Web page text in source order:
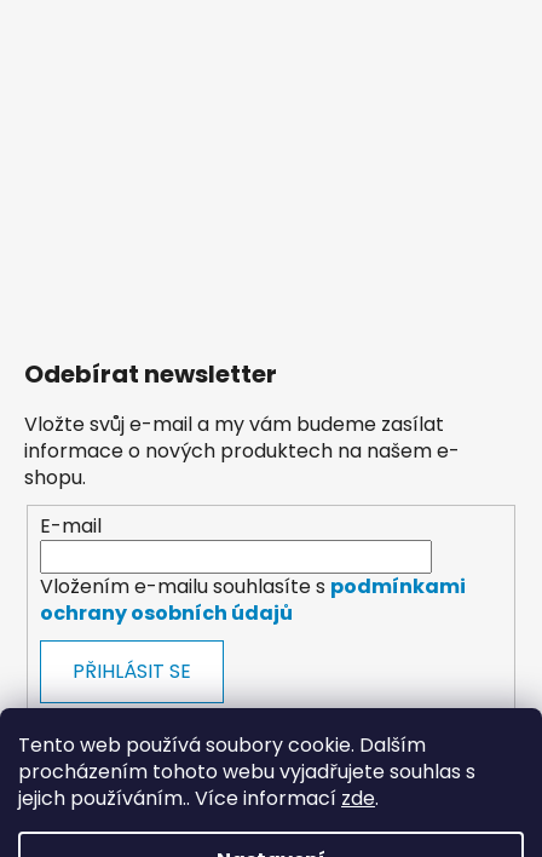
Tento web používá soubory cookie. Dalším
procházením tohoto webu vyjadřujete souhlas s
jejich používáním.. Více informací zde.
Odebírat newsletter
Vložte svůj e-mail a my vám budeme zasílat
informace o nových produktech na našem e-
shopu.
E-mail
Vložením e-mailu souhlasíte s podmínkami
ochrany osobních údajů
PŘIHLÁSIT SE
payments